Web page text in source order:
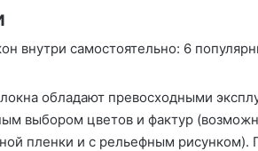
обладают превосходными
выбором цветов и фактур
пленки и с рельефным рисунком).